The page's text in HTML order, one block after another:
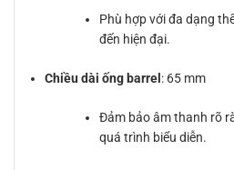
Phù hợp với đa dạng
đến hiện đại.
Chiều dài ống barrel : 65 mm
Đảm bảo âm thanh rõ
quá trình biểu diễn.